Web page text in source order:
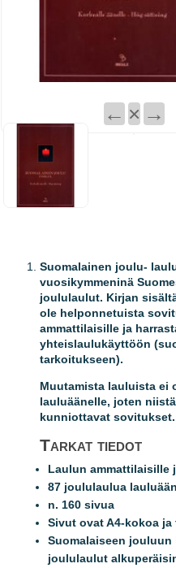
← × →
Suomalainen joulu-
vuosikymmeninä
joululaulut. Kirjan
ole helponnetuista
ammattilaisille ja
yhteislaulukäyttöön
tarkoitukseen).
Muutamista lauluista ei
lauluäänelle, joten
kunniottavat sovitukset.
Tarkat tiedot
Laulun ammattilaisille
87 joululaulua
n. 160 sivua
Sivut ovat A4-kokoa
Suomalaiseen
joululaulut